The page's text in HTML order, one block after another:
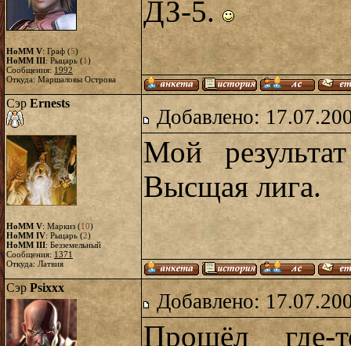
HoMM V: Граф (5)
HoMM III: Рыцарь (1)
Сообщения: 1992
Откуда: Маршаловы Острова
ДЗ-5.
Сэр Ernests
HoMM V: Маркиз (10)
HoMM IV: Рыцарь (2)
HoMM III: Безземельный
Сообщения: 1371
Откуда: Латвия
Добавлено:
Мой
Высщая лига.
Сэр Psixxx
Добавлено:
Прошёл